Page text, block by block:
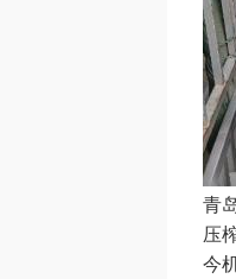
青
压
今